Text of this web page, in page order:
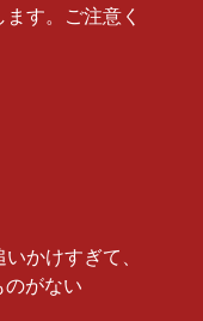
す。ご注意く
かけすぎて、
のがない